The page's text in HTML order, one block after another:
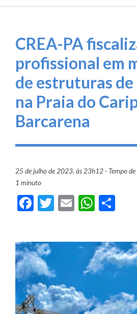
CREA-PA
profissional em
de estruturas
na Praia do
Barcarena
25 de julho de 2023, às 23h12 - Tempo
1 minuto
Facebook
Twitter
Email